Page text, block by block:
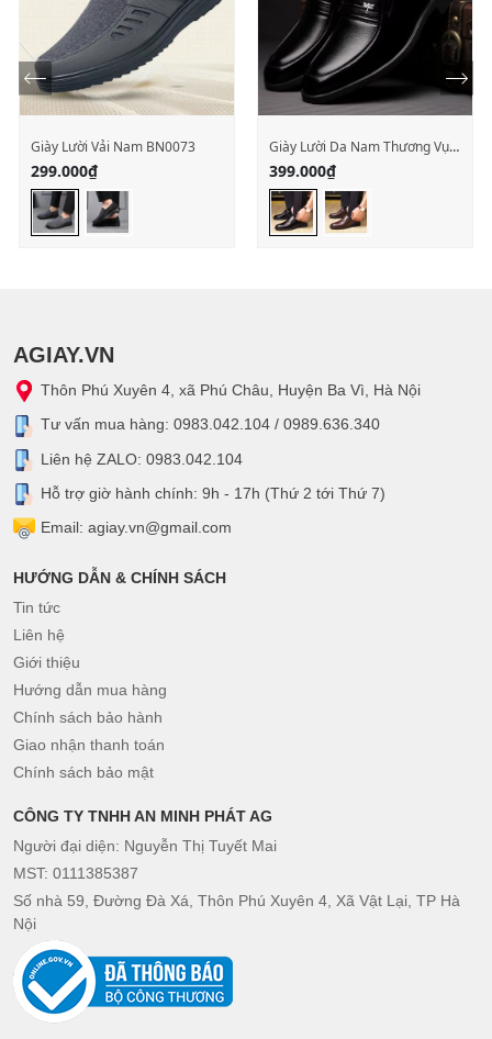
Giày Lười Vải Nam BN0073
299.000₫
Giày Lười Da Nam Thương Vụ
Anh BN0003
399.000₫
AGIAY.VN
Thôn Phú Xuyên 4, xã Phú Châu, Huyện Ba Vì, Hà Nội
Tư vấn mua hàng: 0983.042.104 / 0989.636.340
Liên hệ ZALO: 0983.042.104
Hỗ trợ giờ hành chính: 9h - 17h (Thứ 2 tới Thứ 7)
Email: agiay.vn@gmail.com
HƯỚNG DẪN & CHÍNH SÁCH
Tin tức
Liên hệ
Giới thiệu
Hướng dẫn mua hàng
Chính sách bảo hành
Giao nhận thanh toán
Chính sách bảo mật
CÔNG TY TNHH AN MINH PHÁT AG
Người đại diện: Nguyễn Thị Tuyết Mai
MST: 0111385387
Số nhà 59, Đường Đà Xá, Thôn Phú Xuyên 4, Xã Vật Lại, TP Hà
Nội